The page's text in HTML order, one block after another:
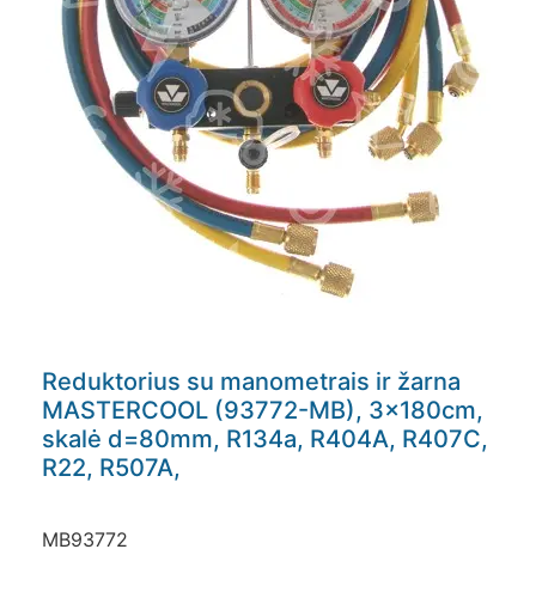
Reduktorius su manometrais ir žarna
MASTERCOOL (93772-MB), 3x180cm,
skalė d=80mm, R134a, R404A, R407C,
R22, R507A,
MB93772